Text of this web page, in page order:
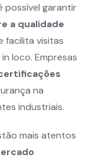
possível garantir
a qualidade
facilita visitas
loco. Empresas
na
industriais.
mais atentos